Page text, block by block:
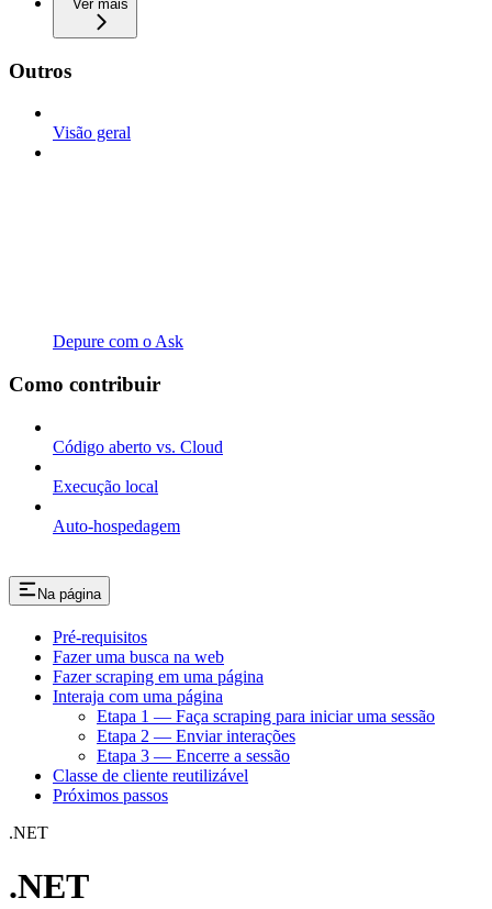
Ver mais
Outros
Visão geral
Depure com o Ask
Como contribuir
Código aberto vs. Cloud
Execução local
Auto-hospedagem
Na página
Pré-requisitos
Fazer uma busca na web
Fazer scraping em uma página
Interaja com uma página
Etapa 1 — Faça scraping para iniciar uma sessão
Etapa 2 — Enviar interações
Etapa 3 — Encerre a sessão
Classe de cliente reutilizável
Próximos passos
.NET
.NET